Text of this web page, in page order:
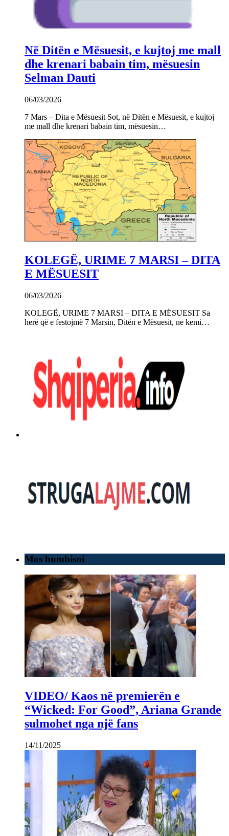
Në Ditën e Mësuesit, e kujtoj me mall
dhe krenari babain tim, mësuesin
Selman Dauti
06/03/2026
7 Mars – Dita e Mësuesit Sot, në Ditën e Mësuesit, e kujtoj
me mall dhe krenari babain tim, mësuesin…
KOLEGË, URIME 7 MARSI – DITA
E MËSUESIT
06/03/2026
KOLEGË, URIME 7 MARSI – DITA E MËSUESIT Sa
herë që e festojmë 7 Marsin, Ditën e Mësuesit, ne kemi…
Mos humbisni
VIDEO/ Kaos në premierën e
“Wicked: For Good”, Ariana Grande
sulmohet nga një fans
14/11/2025